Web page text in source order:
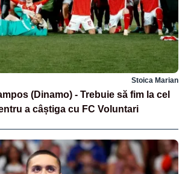
Stoica Marian
(Dinamo) - Trebuie să fim la cel
a câștiga cu FC Voluntari